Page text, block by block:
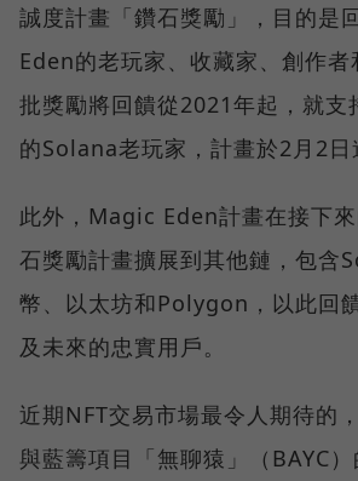
誠度計畫「鑽石獎勵」，目的是
Eden的老玩家、收藏家、創作者
批獎勵將回饋從2021年起，就
的Solana老玩家，計畫於2月2日
此外，Magic Eden計畫在接下
石獎勵計畫擴展到其他鏈，包含
幣、以太坊和Polygon，以此回
及未來的忠實用戶。
近期NFT交易市場最令人期待的
與藍籌項目「無聊猿」（BAYC